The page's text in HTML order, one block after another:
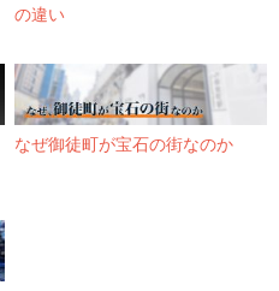
の違い
なぜ御徒町が宝石の街なのか